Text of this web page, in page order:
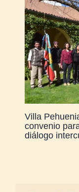
Villa
convenio
diálogo